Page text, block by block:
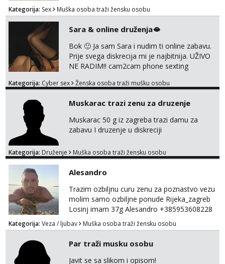
Kategorija: Sex Muška osoba traži žensku osobu
Sara & online druženja🫦
Bok 🙂 Ja sam Sara i nudim ti online zabavu.
Prije svega diskrecija mi je najbitnija. UŽIVO
NE RADIM!! cam2cam phone sexting
partnerom ili partnericom te naši porno
termin. P.S. tražit ćeš me još 🫠💦
Kategorija: Cyber sex Ženska osoba traži mušku osobu
Muskarac trazi zenu za druzenje
Muskarac 50 g iz zagreba trazi damu za
zabavu I druzenje u diskreciji
Kategorija: Druženje Muška osoba traži žensku osobu
Alesandro
Trazim ozbiljnu curu zenu za poznastvo vezu
molim samo ozbiljne ponude Rijeka_zagreb
Losinj imam 37g Alesandro +385953608228
Kategorija: Veza / ljubav Muška osoba traži žensku osobu
Par traži musku osobu
Javit se sa slikom i opisom!